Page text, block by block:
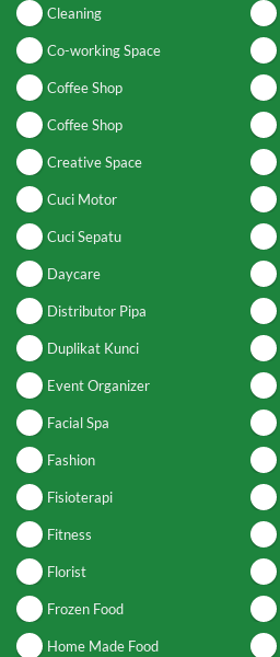
Cleaning
Co-working Space
Coffee Shop
Coffee Shop
Creative Space
Cuci Motor
Cuci Sepatu
Daycare
Distributor Pipa
Duplikat Kunci
Event Organizer
Facial Spa
Fashion
Fisioterapi
Fitness
Florist
Frozen Food
Home Made Food